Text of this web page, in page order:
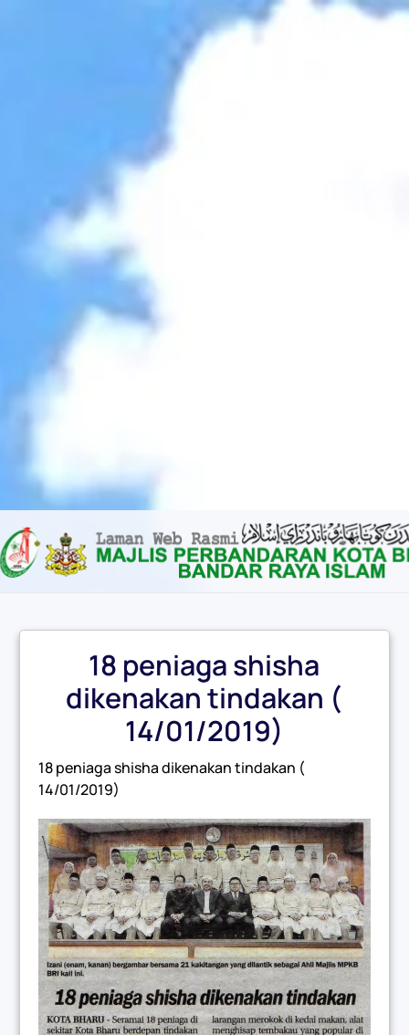
Monochrome
Dark contrast
Light contrast
Low saturation
High saturation
Highlight links
Highlight headings
Letter spacing 100
18 peniaga shisha
dikenakan tindakan (
14/01/2019)
18 peniaga shisha dikenakan tindakan (
14/01/2019)